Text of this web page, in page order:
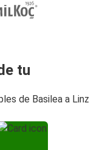
tu
de Basilea a Linz